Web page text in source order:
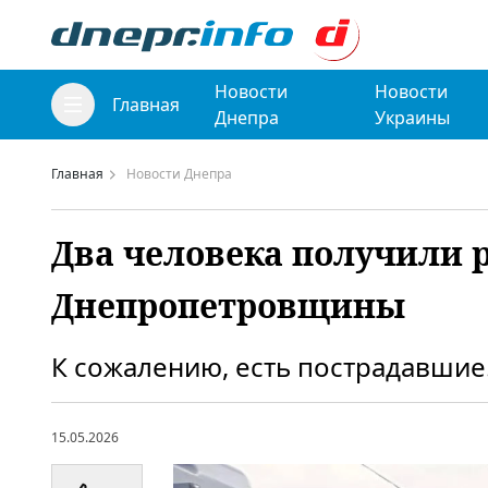
Главная
Новости
Днепра
Новости
Украины
Главная Новости Днепра
Два человека получили
Днепропетровщины
К сожалению, есть
15.05.2026